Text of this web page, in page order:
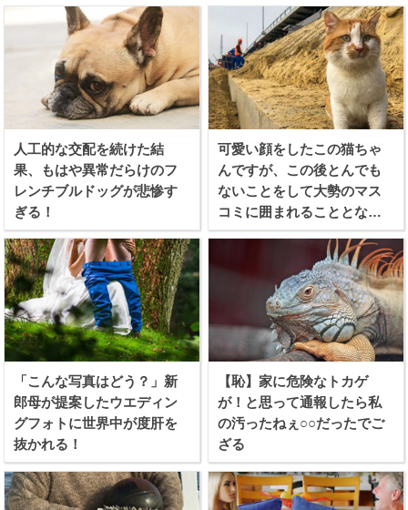
人工的な交配を続けた結
果、もはや異常だらけのフ
レンチブルドッグが悲惨す
ぎる！
可愛い顔をしたこの猫ちゃ
んですが、この後とんでも
ないことをして大勢のマス
コミに囲まれることとなり
ます
「こんな写真はどう？」新
郎母が提案したウエディン
グフォトに世界中が度肝を
抜かれる！
【恥】家に危険なトカゲ
が！と思って通報したら私
の汚ったねぇ○○だったでご
ざる